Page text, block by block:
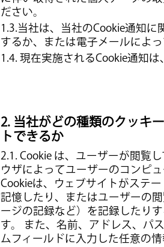
ださい。
1.3.当社は、当社のCookie通知
するか、または電子メールによっ
1.4. 現在実施されるCookie通知
2. 当社がどの種類のクッキ
トできるか
2.1. Cookie は、ユーザーが閲覧
ウザによってユーザーのコンピ
Cookieは、ウェブサイトがステ
記憶したり、またはユーザーの
ージの記録など）を記録したり
す。 また、名前、アドレス、パ
ムフィールドに入力した任意の